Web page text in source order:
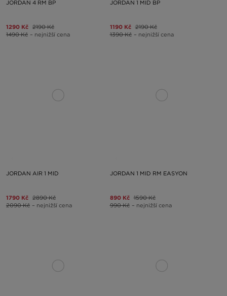
JORDAN 4 RM BP
1290 Kč 2190 Kč
1490 Kč – nejnižší cena
JORDAN 1 MID BP
1190 Kč 2190 Kč
1390 Kč – nejnižší cena
JORDAN AIR 1 MID
1790 Kč 2890 Kč
2090 Kč – nejnižší cena
JORDAN 1 MID RM EASYON
890 Kč 1590 Kč
990 Kč – nejnižší cena